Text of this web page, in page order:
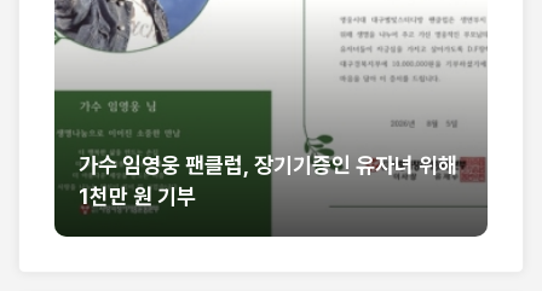
녀 위해
[세구본 해외 - 필리핀 최종] 뜨거운 말씀의
열풍, 필리핀을 감동으로 물들이다